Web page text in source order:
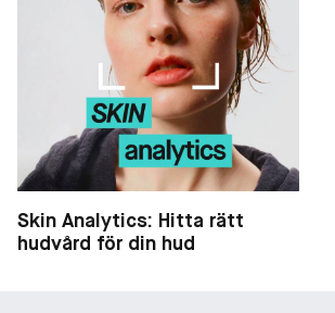
Skin Analytics: Hitta rätt
hudvård för din hud